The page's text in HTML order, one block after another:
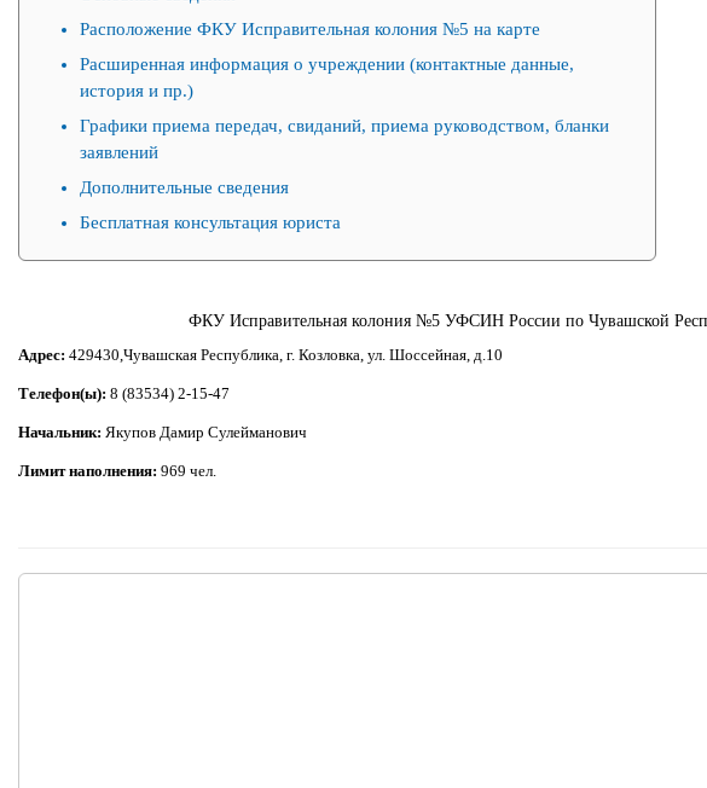
Расположение ФКУ Исправительная колония №5 на карте
Расширенная информация о учреждении (контактные данные,
история и пр.)
Графики приема передач, свиданий, приема руководством, бланки
заявлений
Дополнительные сведения
Бесплатная консультация юриста
ФКУ Исправительная колония №5 УФСИН России по Чувашской
Адрес: 429430,Чувашская Республика, г. Козловка, ул. Шоссейная, д.10
Телефон(ы): 8 (83534) 2-15-47
Начальник: Якупов Дамир Сулейманович
Лимит наполнения: 969 чел.